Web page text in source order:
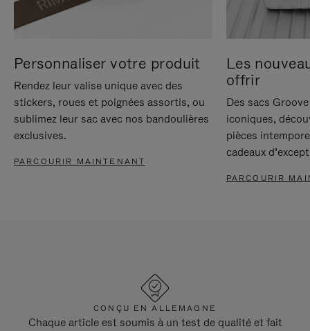
Personnaliser votre produit
Rendez leur valise unique avec des
stickers, roues et poignées assortis, ou
sublimez leur sac avec nos bandoulières
exclusives.
PARCOURIR MAINTENANT
Les
offrir
Des sacs
iconiques,
pièces
cadeaux
PARCOURIR
CONÇU EN ALLEMAGNE
Chaque article est soumis à un test de qualité et fait